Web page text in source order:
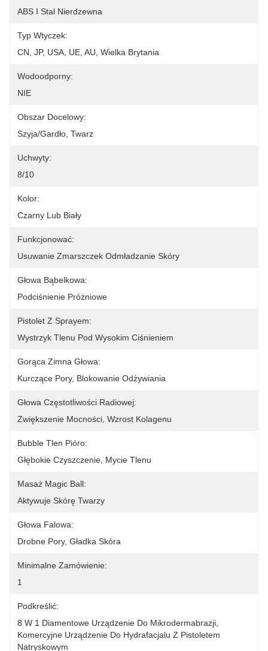
ABS I Stal Nierdzewna
Typ Wtyczek:
CN, JP, USA, UE, AU, Wielka Brytania
Wodoodporny:
NIE
Obszar Docelowy:
Szyja/gardło, Twarz
Uchwyty:
8/10
Kolor:
Czarny Lub Biały
Funkcjonować:
Usuwanie Zmarszczek Odmładzanie Skóry
Głowa Bąbelkowa:
Podciśnienie Próżniowe
Pistolet Z Sprayem:
Wystrzyk Tlenu Pod Wysokim Ciśnieniem
Gorąca Zimna Głowa:
Kurczące Pory, Blokowanie Odżywiania
Głowa Częstotliwości Radiowej:
Zwiększenie Mocności, Wzrost Kolagenu
Bubble Tlen Pióro:
Głębokie Czyszczenie, Mycie Tlenu
Masaż Magic Ball:
Aktywuje Skórę Twarzy
Głowa Falowa:
Drobne Pory, Gładka Skóra
Minimalne Zamówienie:
1
Podkreślić:
8 W 1 Diamentowe Urządzenie Do Mikrodermabrazji
Komercyjne Urządzenie Do Hydrafacjalu Z Pistoletem
Natryskowym